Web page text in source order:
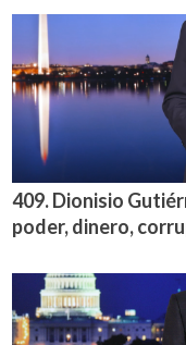
409. Dionisio
poder, dinero,